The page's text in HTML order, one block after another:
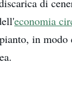
di
economia
in modo